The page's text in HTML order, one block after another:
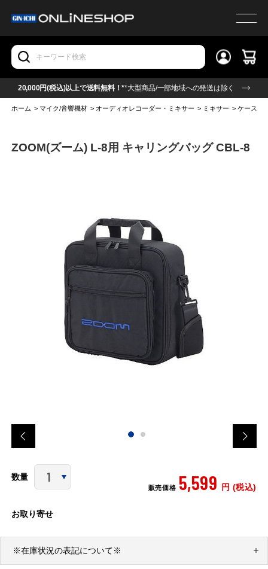
20,000円(税込)以上で送料無料！**大型商品/一部地域への発送は除く
ホーム >マイク/音響機材 > オーディオレコーダー・ミキサー > ミキサー >ケース/ポ
ZOOM(ズーム) L-8用 キャリングバッグ CBL-8
数量
販売価格 5,599 円 (税込)
お取り寄せ
※在庫状況の表記について※